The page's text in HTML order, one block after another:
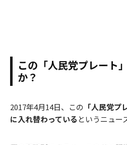
この「人民党プレート
か？
2017年4月14日、この 「人民党プ
に入れ替わっている というニュー